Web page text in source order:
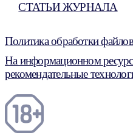
СТАТЬИ ЖУРНАЛА
Политика обработки
На информационном
рекомендательные